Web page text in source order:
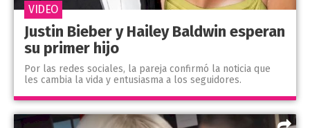
Justin Bieber y Hailey Baldwin esperan
su primer hijo
Por las redes sociales, la pareja confirmó la noticia que
les cambia la vida y entusiasma a los seguidores.
VIDEO